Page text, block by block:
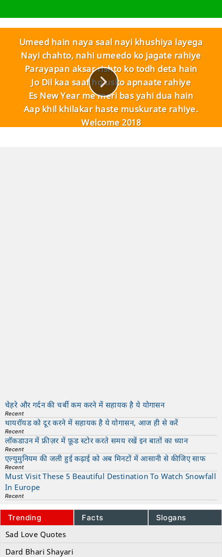
Umeed hain naya saal nayi khushiya layega
Nayi chahto, nahi umeedo ko jagate rahiye
Parayapan aksar rishto ko todh deta hain
Jo Dil kaa saaf ho usko apnaate rahiye
Es New Year me meri bas yahi dua hain
Aap khil khilakar haste muskurate rahiye.
Welcome 2018
चेहरे और गर्दन की चर्बी कम करने में सहायक है ये योगासन
Recent
थायरॉयड को दूर करने में सहायक है ये योगासन, आज ही से करें
Recent
लॉकडाउन में फ्रीज़र में फ़ूड स्टोर करते समय रखें इन बातों का ध्यान
Recent
एल्युमुनियम की जली हुई कढ़ाई को अब मिनटों में आसानी से कीजिए साफ
Recent
Must Visit These 5 Beautiful Destination To Watch Snowfall
In Europe
Recent
Trending Facts Slogans
Sad Love Quotes
Dard Bhari Shayari